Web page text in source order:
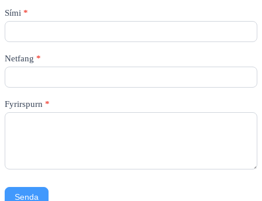
Sími *
Netfang *
Fyrirspurn *
Senda